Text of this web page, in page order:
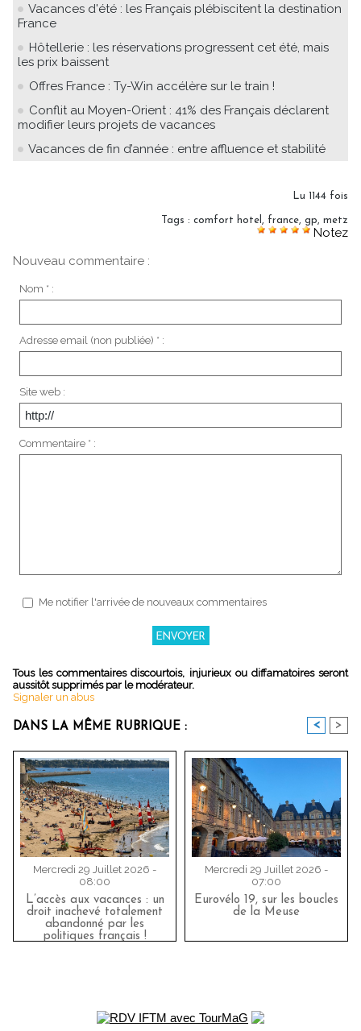
Vacances d'été : les Français plébiscitent la destination
France
Hôtellerie : les réservations progressent cet été, mais
les prix baissent
Offres France : Ty-Win accélère sur le train !
Conflit au Moyen-Orient : 41% des Français déclarent
modifier leurs projets de vacances
Vacances de fin d’année : entre affluence et stabilité
Lu 1144 fois
Tags : comfort hotel france gp metz
Notez
Nouveau commentaire :
Nom * :
Adresse email (non publiée) * :
Site web :
Commentaire * :
Me notifier l'arrivée de nouveaux commentaires
Tous les commentaires discourtois, injurieux ou diffamatoires seront
aussitôt supprimés par le modérateur.
Signaler un abus
DANS LA MÊME RUBRIQUE : < >
Mercredi 29 Juillet 2026 -
08:00
L’accès aux vacances : un
droit inachevé totalement
abandonné par les
politiques français !
Mercredi 29 Juillet 2026 -
07:00
Eurovélo 19, sur les boucles
de la Meuse